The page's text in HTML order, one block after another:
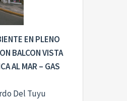
EN PLENO
BALCON VISTA
AL MAR – GAS
Del Tuyu